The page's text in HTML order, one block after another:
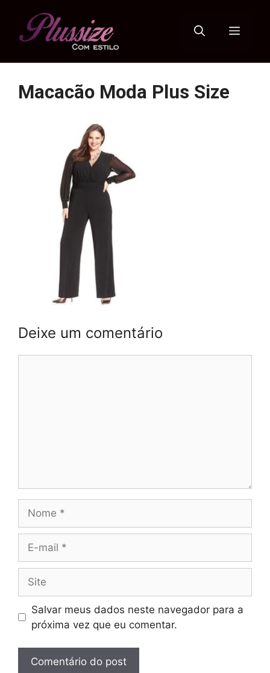
Menu
Macacão Moda Plus Size
Deixe um comentário
mail
Salvar meus dados neste navegador para a
próxima vez que eu comentar.